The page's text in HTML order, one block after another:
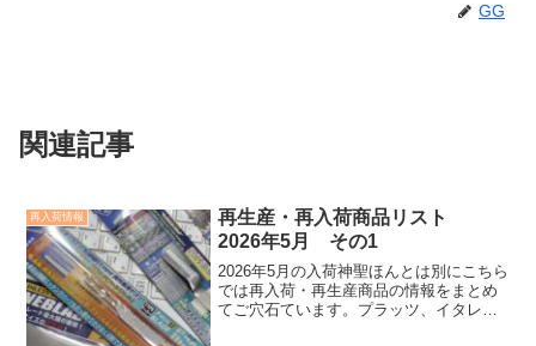
GG
関連記事
再入荷情報
再生産・再入荷商品リスト
2026年5月 その1
2026年5月の入荷神聖ほんとは別にこちら
では再入荷・再生産商品の情報をまとめ
てご穴石ています。プラッツ、イタレ